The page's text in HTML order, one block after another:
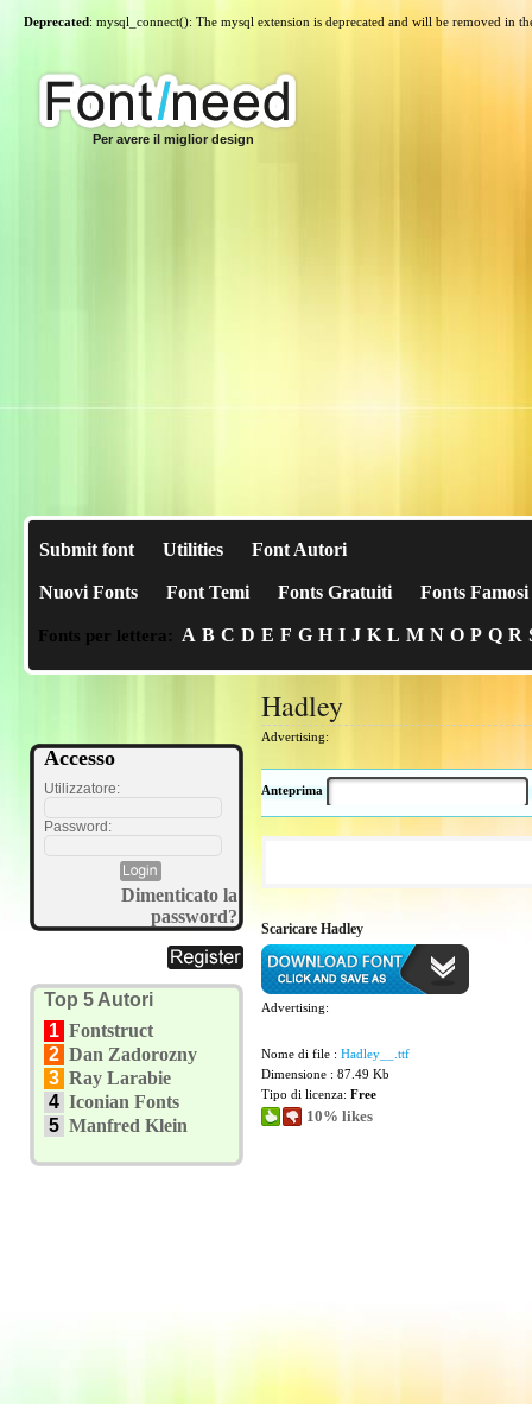
Deprecated: mysql_connect(): The mysql extension is deprecated and will be removed in
Per avere il miglior design
Submit font Utilities Font Autori
Nuovi Fonts Font Temi Fonts Gratuiti Fonts Famosi
Fonts per lettera: A B C D E F G H I J K L M N O P Q R
Accesso
Utilizzatore:
Password:
Dimenticato la
password?
Top 5 Autori
1 Fontstruct
2 Dan Zadorozny
3 Ray Larabie
4 Iconian Fonts
5 Manfred Klein
Hadley
Advertising:
Anteprima
Scaricare Hadley
Advertising:
Nome di file : Hadley__.ttf
Dimensione : 87.49 Kb
Tipo di licenza: Free
10% likes